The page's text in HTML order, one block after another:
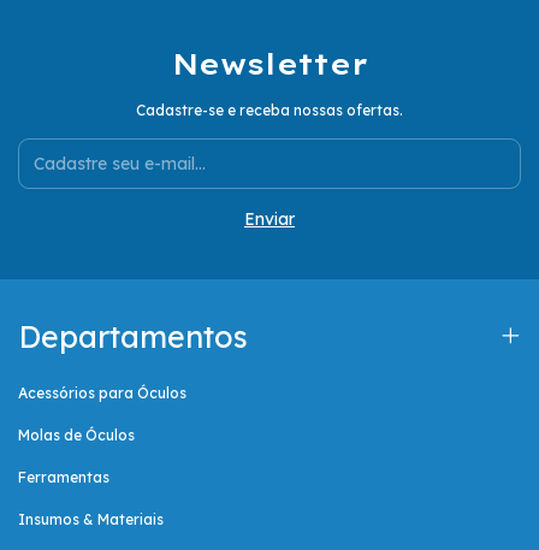
Newsletter
Cadastre-se e receba nossas ofertas.
Departamentos
Acessórios para Óculos
Molas de Óculos
Ferramentas
Insumos & Materiais